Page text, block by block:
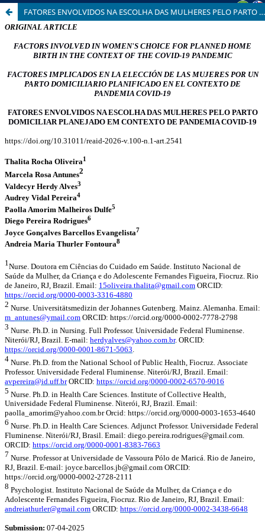
FATORES ENVOLVIDOS NA ESCOLHA DAS MULHERES PELO PARTO DOMICILIAR PLANEJADO EM CONTEXTO DE PANDEMIA COVID-19